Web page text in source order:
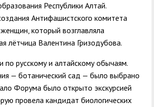
Республики Алтай.
Антифашистского комитета
который возглавляла
лётчица Валентина Гризодубова.
по русскому и алтайскому обычаям.
— ботанический сад — было выбрано
Форума было открыто экскурсией
провела кандидат биологических